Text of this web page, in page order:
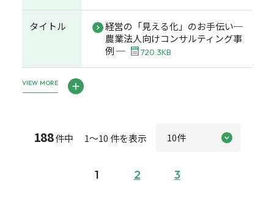
タイトル
経営の「見える化」のお手伝い─
農業法人向けコンサルティング事
例 ─
720.3KB
VIEW MORE
188件中 1～10 件を表示
1 2 3